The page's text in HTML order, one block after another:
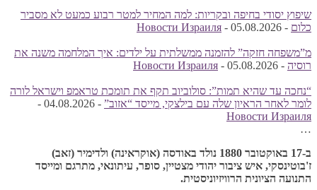
שיפוץ יסודי בחיפה ובקריות: למה המחיר למטר רבוע כמעט לא מסביר
כלום -
05.08.2026
-
Новости Израиля
מ”משפחה חזקה” להזמנה ממשלתית על ילדים: איך המלחמה משנה את
רוסיה -
05.08.2026
-
Новости Израиля
“נחכה עד שהיא תמות”: סולוביוב תקף את תומכת טראמפ וישראל לורה
לומר לאחר הראיון שלה עם בילצקי, מייסד “אזוב” -
04.08.2026
-
Новости Израиля
…
ב-17 באוקטובר 1880 נולד באודסה (אוקראינה) ולדימיר (זאב)
ז'בוטינסקי, איש ציבור יהודי מצטיין, סופר, עיתונאי, מתרגם ומייסד
התנועה הציונית הרוויזיוניסטית.